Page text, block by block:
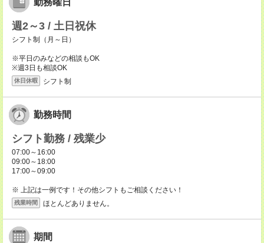
勤務曜日
週2～3 / 土日祝休
シフト制（月～日）
※平日のみなどの相談もOK
※週3日も相談OK
休日休暇 シフト制
勤務時間
シフト勤務 / 残業少
07:00～16:00
09:00～18:00
17:00～09:00
※ 上記は一例です！その他シフトもご相談ください！
残業時間 ほとんどありません。
期間